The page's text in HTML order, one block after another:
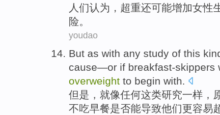
人们认为 ， 超重还可能增加女性
险 。
youdao
But as with any study of this
cause—or if breakfast-skippers
overweight to begin with.
但是 ，就像任何这类研究一样 ，
不吃早餐是否能导致他们更容易